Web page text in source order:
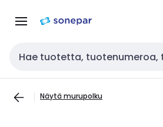
navigointiinsisältöön
Haku
Näytä murupolku